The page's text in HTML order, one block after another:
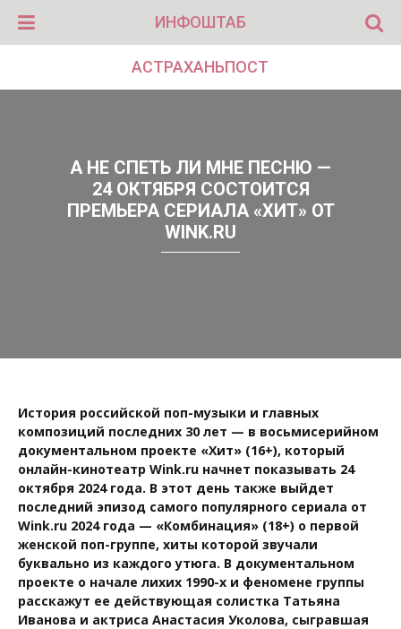
ИНФОШТАБ
АСТРАХАНЬПОСТ
А НЕ СПЕТЬ ЛИ МНЕ ПЕСНЮ —
24 ОКТЯБРЯ СОСТОИТСЯ
ПРЕМЬЕРА СЕРИАЛА «ХИТ» ОТ
WINK.RU
История российской поп-музыки и главных
композиций последних 30 лет — в восьмисерийном
документальном проекте «Хит» (16+), который
онлайн-кинотеатр Wink.ru начнет показывать 24
октября 2024 года. В этот день также выйдет
последний эпизод самого популярного сериала от
Wink.ru 2024 года — «Комбинация» (18+) о первой
женской поп-группе, хиты которой звучали
буквально из каждого утюга. В документальном
проекте о начале лихих 1990-х и феномене группы
расскажут ее действующая солистка Татьяна
Иванова и актриса Анастасия Уколова, сыгравшая